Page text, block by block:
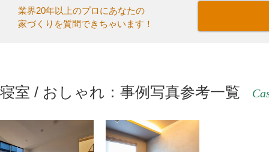
業界20年以上のプロにあなたの
家づくりを質問できちゃいます！
寝室 / おしゃれ：事例写真参考一覧